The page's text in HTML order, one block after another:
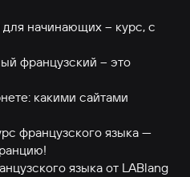
начинающих – курс, с
французский – это
какими сайтами
французского языка —
языка от LABlang